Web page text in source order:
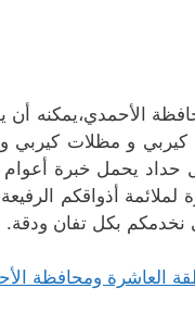
الأحمدي،يمكنه
كيربي و مظلات
حداد يحمل خبرة
لملائمة أذواقكم
نخدمكم بكل تفان ودقة.